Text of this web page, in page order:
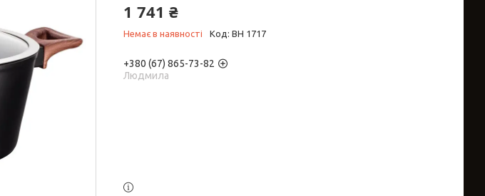
1 741 ₴
Немає в наявності Код: BH 1717
+380 (67) 865-73-82
Людмила